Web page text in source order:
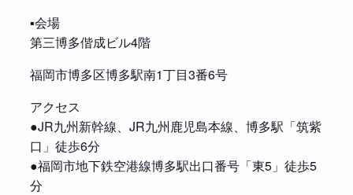
▪️会場
第三博多偕成ビル4階
福岡市博多区博多駅南1丁目3番6号
アクセス
●JR九州新幹線、JR九州鹿児島本線、博多駅「筑紫
口」徒歩6分
●福岡市地下鉄空港線博多駅出口番号「東5」徒歩5
分